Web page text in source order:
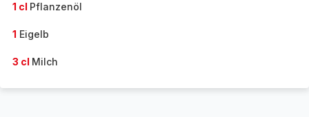
1 cl Pflanzenöl
1 Eigelb
3 cl Milch